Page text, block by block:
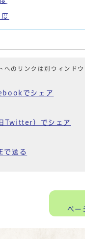
へのリンクは別ウィンドウ
でシェア
Twitter）でシェア
で送る
ペー